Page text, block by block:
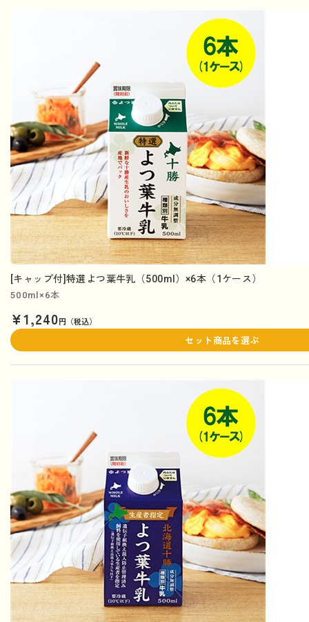
[キャップ付]特選よつ葉牛乳（500ml）×6本（1ケース）
500ml×6本
¥1,240円（税込）
セット商品を選ぶ